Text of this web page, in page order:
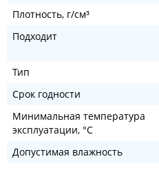
Плотность, ‎г/см³
Подходит
Тип
Срок годности
Минимальная температура
эксплуатации, °C
Допустимая влажность